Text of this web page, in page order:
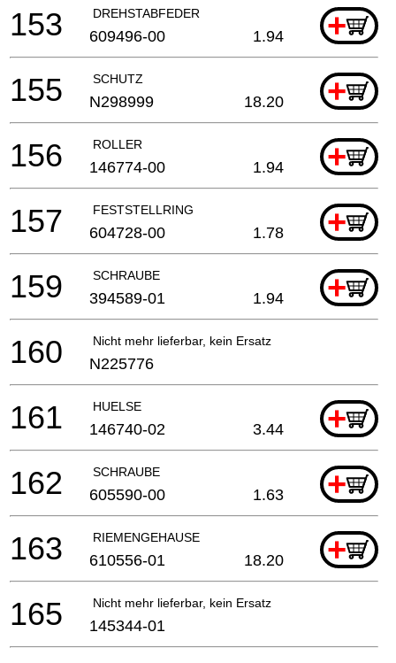
DREHSTABFEDER +
153 609496-00 1.94
SCHUTZ +
155 N298999 18.20
ROLLER +
156 146774-00 1.94
FESTSTELLRING +
157 604728-00 1.78
SCHRAUBE +
159 394589-01 1.94
Nicht mehr lieferbar, kein Ersatz
160 N225776
HUELSE +
161 146740-02 3.44
SCHRAUBE +
162 605590-00 1.63
RIEMENGEHAUSE +
163 610556-01 18.20
Nicht mehr lieferbar, kein Ersatz
165 145344-01